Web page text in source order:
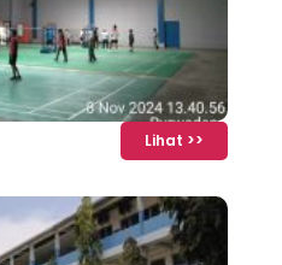
Lihat >>